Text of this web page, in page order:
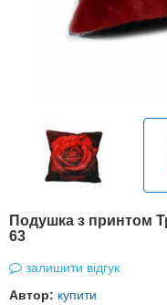
Подушка з принтом
63
залишити відгук
Автор: купити